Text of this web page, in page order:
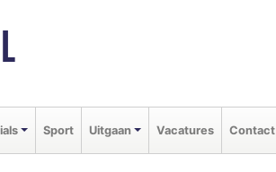
Sport Uitgaan Vacatures Contact